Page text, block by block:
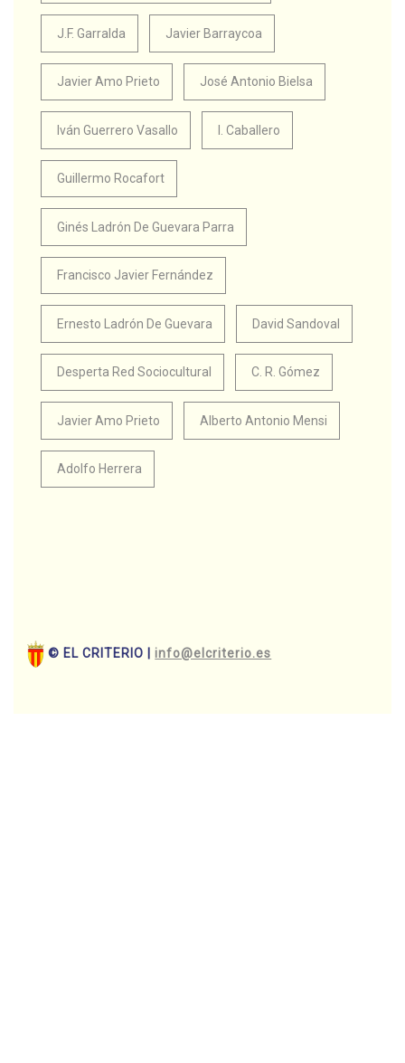
J.F. Garralda Javier Barraycoa
Javier Amo Prieto José Antonio Bielsa
Iván Guerrero Vasallo I. Caballero
Guillermo Rocafort
Ginés Ladrón De Guevara Parra
Francisco Javier Fernández
Ernesto Ladrón De Guevara David Sandoval
Desperta Red Sociocultural C. R. Gómez
Javier Amo Prieto Alberto Antonio Mensi
Adolfo Herrera
© EL CRITERIO |info@elcriterio.es